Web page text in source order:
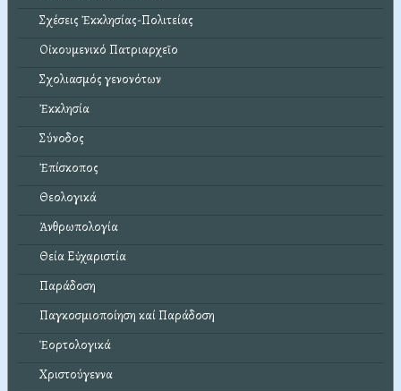
Σχέσεις Ἐκκλησίας-Πολιτείας
Οἰκουμενικό Πατριαρχεῖο
Σχολιασμός γενονότων
Ἐκκλησία
Σύνοδος
Ἐπίσκοπος
Θεολογικά
Ἀνθρωπολογία
Θεία Εὐχαριστία
Παράδοση
Παγκοσμιοποίηση καί Παράδοση
Ἑορτολογικά
Χριστούγεννα